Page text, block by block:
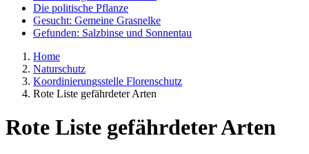
Die politische Pflanze
Gesucht: Gemeine Grasnelke
Gefunden: Salzbinse und Sonnentau
Home
Naturschutz
Koordinierungsstelle Florenschutz
Rote Liste gefährdeter Arten
Rote Liste gefährdeter Arten